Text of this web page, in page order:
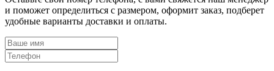
и поможет определиться с размером, оформит заказ, подберет
удобные варианты доставки и оплаты.